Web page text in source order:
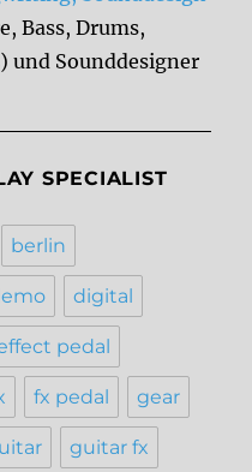
Bass, Drums,
und Sounddesigner
SPECIALIST
berlin
digital
pedal
fx pedal gear
guitar fx